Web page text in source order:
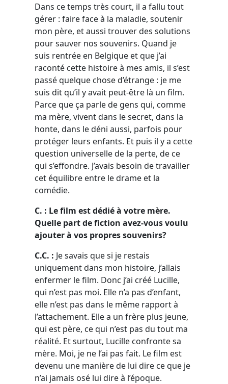
Dans ce temps très court, il a fallu tout
gérer : faire face à la maladie, soutenir
mon père, et aussi trouver des solutions
pour sauver nos souvenirs. Quand je
suis rentrée en Belgique et que j’ai
raconté cette histoire à mes amis, il s’est
passé quelque chose d’étrange : je me
suis dit qu’il y avait peut-être là un film.
Parce que ça parle de gens qui, comme
ma mère, vivent dans le secret, dans la
honte, dans le déni aussi, parfois pour
protéger leurs enfants. Et puis il y a cette
question universelle de la perte, de ce
qui s’effondre. J’avais besoin de travailler
cet équilibre entre le drame et la
comédie.
C. : Le film est dédié à votre mère.
Quelle part de fiction avez-vous voulu
ajouter à vos propres souvenirs?
C.C. : Je savais que si je restais
uniquement dans mon histoire, j’allais
enfermer le film. Donc j’ai créé Lucille,
qui n’est pas moi. Elle n’a pas d’enfant,
elle n’est pas dans le même rapport à
l’attachement. Elle a un frère plus jeune,
qui est père, ce qui n’est pas du tout ma
réalité. Et surtout, Lucille confronte sa
mère. Moi, je ne l’ai pas fait. Le film est
devenu une manière de lui dire ce que je
n’ai jamais osé lui dire à l’époque.